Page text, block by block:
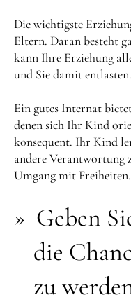
Die wichtigste
Eltern. Daran besteht
kann Ihre Erziehung
und Sie damit entlasten.
Ein gutes Internat
denen sich Ihr Kind
konsequent. Ihr Kind
andere Verantwortung
Umgang mit Freiheiten.
Geben
die
zu